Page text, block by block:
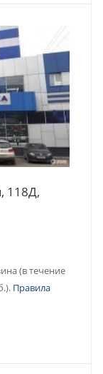
118Д,
(в течение
Правила